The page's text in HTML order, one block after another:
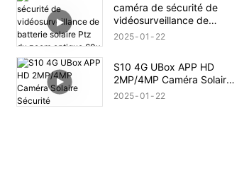
caméra de sécurité de
vidéosurveillance de
batterie solaire Ptz du
2025 01 22
S10 4G UBox APP HD
2MP/4MP Caméra Solaire
Sécurité
2025 01 22